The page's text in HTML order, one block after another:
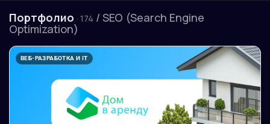
Портфолио · 174 / SEO (Search Engine
Optimization)
ВЕБ-РАЗРАБОТКА И IT